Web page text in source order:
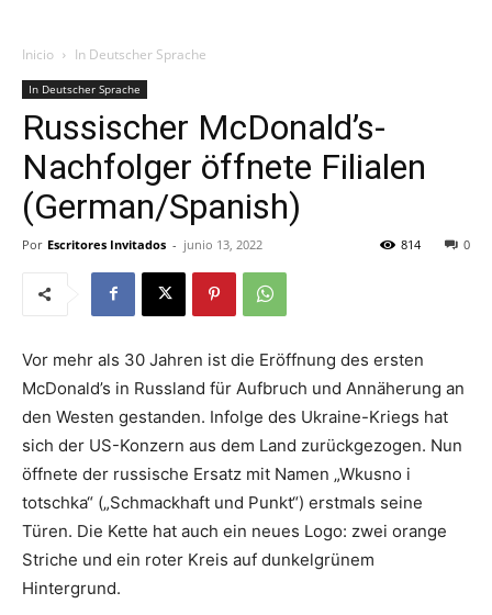
Inicio In Deutscher Sprache
In Deutscher Sprache
Russischer McDonald’s-
Nachfolger öffnete Filialen
(German/Spanish)
Por Escritores Invitados - junio 13, 2022 0
814
Vor mehr als 30 Jahren ist die Eröffnung des ersten
McDonald’s in Russland für Aufbruch und Annäherung an
den Westen gestanden. Infolge des Ukraine-Kriegs hat
sich der US-Konzern aus dem Land zurückgezogen. Nun
öffnete der russische Ersatz mit Namen „Wkusno i
totschka“ („Schmackhaft und Punkt“) erstmals seine
Türen. Die Kette hat auch ein neues Logo: zwei orange
Striche und ein roter Kreis auf dunkelgrünem
Hintergrund.